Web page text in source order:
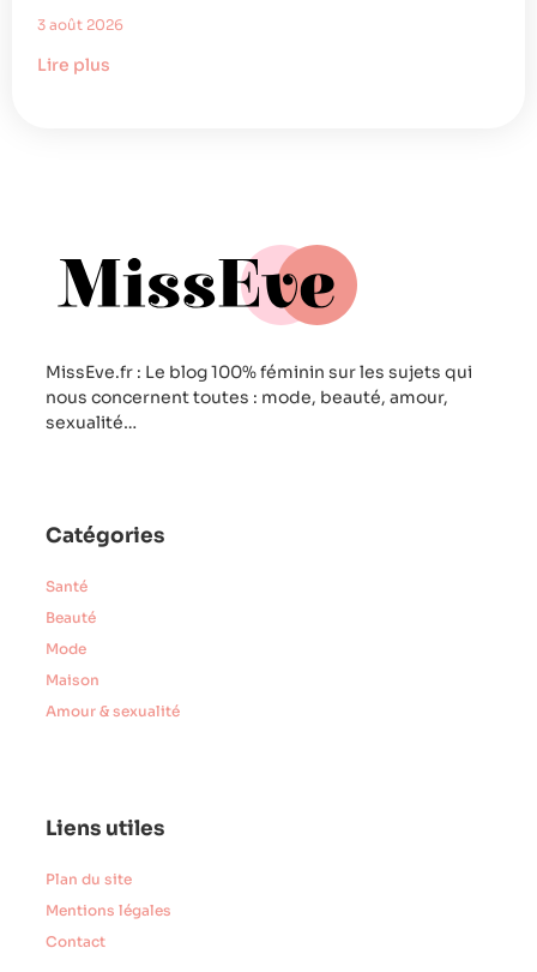
3 août 2026
Lire plus
MissEve.fr : Le blog 100% féminin sur les sujets qui
nous concernent toutes : mode, beauté, amour,
sexualité…
Catégories
Santé
Beauté
Mode
Maison
Amour & sexualité
Liens utiles
Plan du site
Mentions légales
Contact